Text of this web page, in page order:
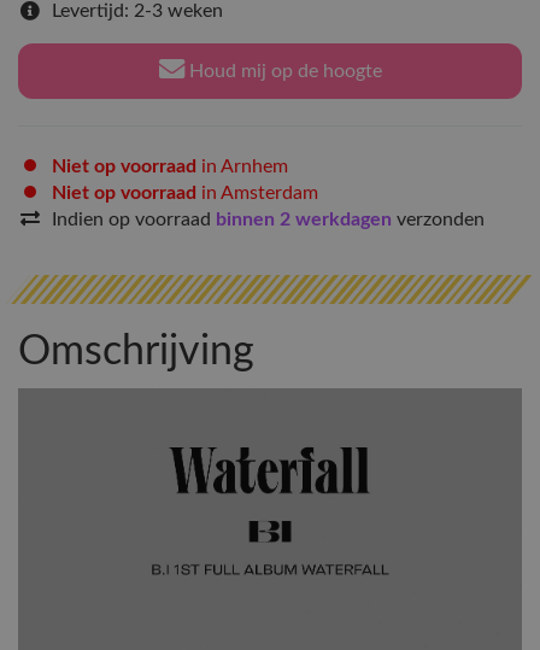
Levertijd: 2-3 weken
Houd mij op de hoogte
Niet op voorraad in Arnhem
Niet op voorraad in Amsterdam
Indien op voorraad binnen 2 werkdagen verzonden
Omschrijving